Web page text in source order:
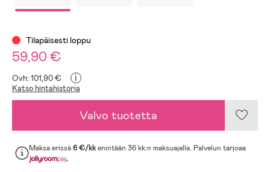
Tilapäisesti loppu
59,90 €
Ovh: 101,90 € i
Katso hintahistoria
Valvo tuotetta
Maksa erissä6 €/kkenintään 36 kk:n maksuajalla. Palvelun tarjoaa
.